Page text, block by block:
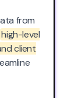
from
high-level
client